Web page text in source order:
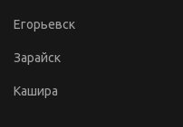
Егорьевск
Зарайск
Кашира